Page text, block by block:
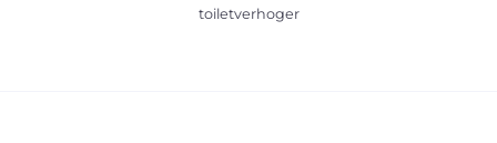
toiletverhoger